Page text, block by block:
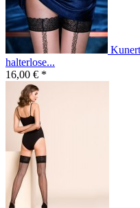
halterlose...
16,00 € *